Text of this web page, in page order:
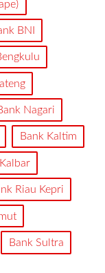
BNI
Nagari
Bank Kaltim
Riau Kepri
Bank Sultra